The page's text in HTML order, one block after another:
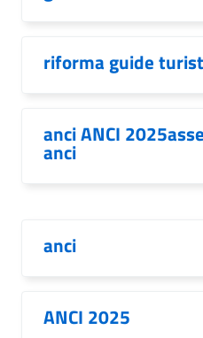
riforma guide
anci ANCI
anci
anci
ANCI 2025